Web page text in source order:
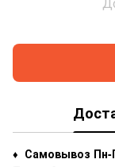
♦
Самовывоз Пн-